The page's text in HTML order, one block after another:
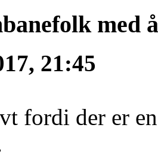
med
21:45
fordi der er